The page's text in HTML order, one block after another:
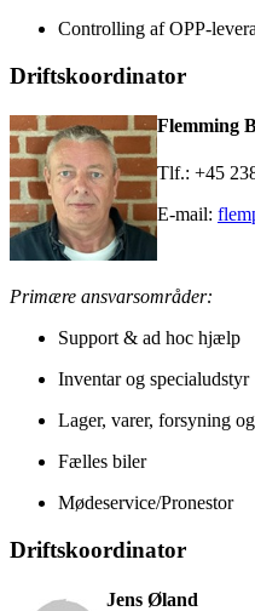
Controlling af OPP-
Driftskoordinator
Flemming
Tlf.: +45
E-mail:
Primære ansvarsområder:
Support & ad hoc hjælp
Inventar og specialudstyr
Lager, varer, forsyning
Fælles biler
Mødeservice/Pronestor
Driftskoordinator
Jens Øland